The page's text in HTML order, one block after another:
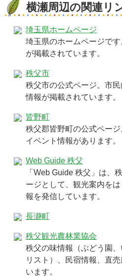
横瀬周辺の関連リ
埼玉県ホームページ
埼玉県のホームページで
が掲載されています。
秩父市
秩父市の公式ページ。市
情報が掲載されています。
皆野町
秩父郡皆野町の公式ページ
イベント情報があります。
Web Guide 秩父
「Web Guide 秩父」は、
ージとして、観光案内を
報を発信しています。
長瀞町
秩父観光農林業協会
秩父の味情報（ぶどう園
リスト）、民宿情報、直
います。